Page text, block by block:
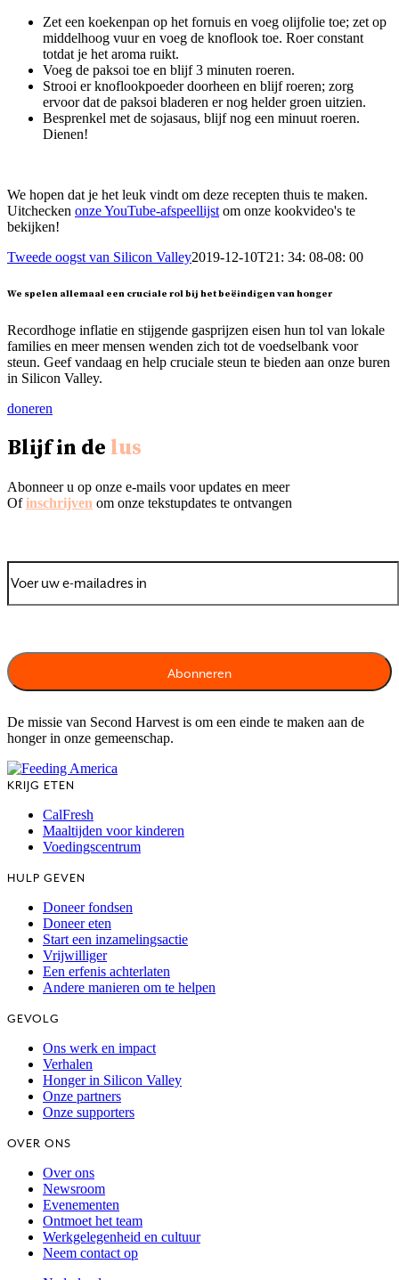
Zet een koekenpan op het fornuis en voeg olijfolie toe; zet op
middelhoog vuur en voeg de knoflook toe. Roer constant
totdat je het aroma ruikt.
Voeg de paksoi toe en blijf 3 minuten roeren.
Strooi er knoflookpoeder doorheen en blijf roeren; zorg
ervoor dat de paksoi bladeren er nog helder groen uitzien.
Besprenkel met de sojasaus, blijf nog een minuut roeren.
Dienen!
We hopen dat je het leuk vindt om deze recepten thuis te maken.
Uitchecken onze YouTube-afspeellijst om onze kookvideo's te
bekijken!
Tweede oogst van Silicon Valley2019-12-10T21: 34: 08-08: 00
We spelen allemaal een cruciale rol bij het beëindigen van honger
Recordhoge inflatie en stijgende gasprijzen eisen hun tol van lokale
families en meer mensen wenden zich tot de voedselbank voor
steun. Geef vandaag en help cruciale steun te bieden aan onze buren
in Silicon Valley.
doneren
Blijf in de lus
Abonneer u op onze e-mails voor updates en meer
Ofinschrijven om onze tekstupdates te ontvangen
De missie van Second Harvest is om een einde te maken aan de
honger in onze gemeenschap.
KRIJG ETEN
CalFresh
Maaltijden voor kinderen
Voedingscentrum
HULP GEVEN
Doneer fondsen
Doneer eten
Start een inzamelingsactie
Vrijwilliger
Een erfenis achterlaten
Andere manieren om te helpen
GEVOLG
Ons werk en impact
Verhalen
Honger in Silicon Valley
Onze partners
Onze supporters
OVER ONS
Over ons
Newsroom
Evenementen
Ontmoet het team
Werkgelegenheid en cultuur
Neem contact op